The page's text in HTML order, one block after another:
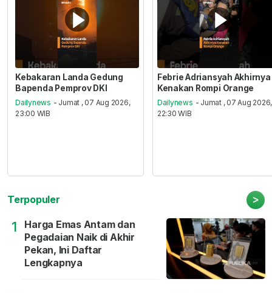
Kebakaran Landa Gedung
Bapenda Pemprov DKI
Dailynews - Jumat , 07 Aug 2026,
23:00 WIB
Febrie Adriansyah Akhirnya
Kenakan Rompi Orange
Dailynews - Jumat , 07 Aug 2026,
22:30 WIB
Terpopuler >
1
Harga Emas Antam dan
Pegadaian Naik di Akhir
Pekan, Ini Daftar
Lengkapnya